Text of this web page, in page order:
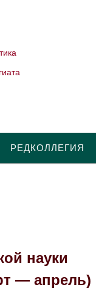
РЕДКОЛЛЕГИЯ
науки
— апрель)